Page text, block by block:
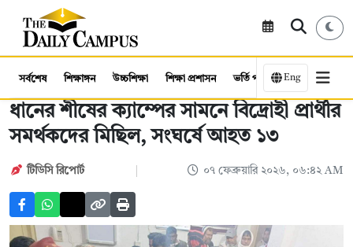
সর্বশেষ শিক্ষাঙ্গন উচ্চশিক্ষা শিক্ষা প্রশাসন ভর্তি পরীক্ষা কর্মসংস্থান
Eng
ধানের শীষের ক্যাম্পের সামনে বিদ্রোহী প্রার্থীর
সমর্থকদের মিছিল, সংঘর্ষে আহত ১৩
টিডিসি রিপোর্ট ০৭ ফেব্রুয়ারি ২০২৬, ০৬:৪২ AM